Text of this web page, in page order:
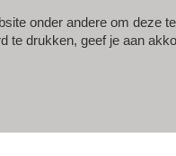
onder andere om deze
te drukken, geef je aan